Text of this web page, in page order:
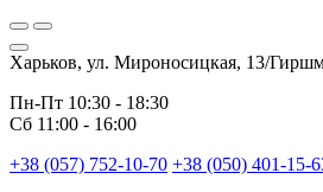
Харьков, ул. Мироносицкая, 13/
Пн-Пт 10:30 - 18:30
Сб 11:00 - 16:00
+38 (057) 752-10-70 +38 (050) 401-15-